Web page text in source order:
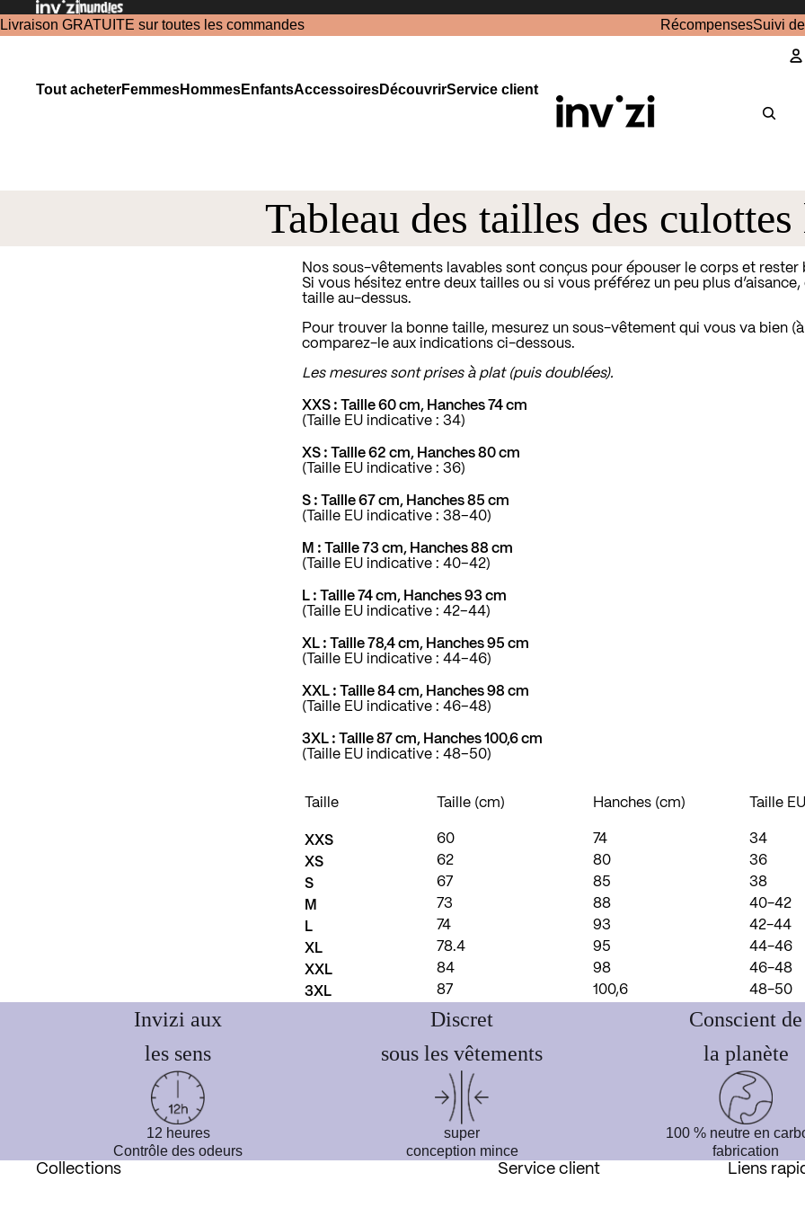
Livraison GRATUITE sur toutes les commandes RécompensesSuivi
Tout acheterFemmesHommesEnfantsAccessoiresDécouvrirService client
Tableau des tailles des culottes
Nos sous-vêtements lavables sont conçus pour épouser le corps et rester
Si vous hésitez entre deux tailles ou si vous préférez un peu plus
taille au-dessus.
Pour trouver la bonne taille, mesurez un sous-vêtement qui vous va bien
comparez-le aux indications ci-dessous.
Les mesures sont prises à plat (puis doublées).
XXS : Taille 60 cm, Hanches 74 cm
(Taille EU indicative : 34)
XS : Taille 62 cm, Hanches 80 cm
(Taille EU indicative : 36)
S : Taille 67 cm, Hanches 85 cm
(Taille EU indicative : 38–40)
M : Taille 73 cm, Hanches 88 cm
(Taille EU indicative : 40–42)
L : Taille 74 cm, Hanches 93 cm
(Taille EU indicative : 42–44)
XL : Taille 78,4 cm, Hanches 95 cm
(Taille EU indicative : 44–46)
XXL : Taille 84 cm, Hanches 98 cm
(Taille EU indicative : 46–48)
3XL : Taille 87 cm, Hanches 100,6 cm
(Taille EU indicative : 48–50)
Taille Taille (cm) Hanches (cm) Taille
XXS 60 74 34
XS 62 80 36
S 67 85 38
M 73 88 40-42
L 74 93 42-44
XL 78.4 95 44-46
XXL 84 98 46-48
3XL 87 100,6 48-50
Invizi aux
les sens
12 heures
Contrôle des odeurs
Discret
sous les vêtements
super
conception mince
Conscient de
la planète
100 % neutre en
fabrication
Collections Service client Liens